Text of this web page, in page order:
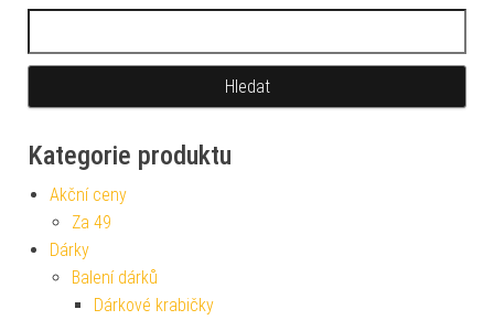
Kategorie produktu
Akční ceny
Za 49
Dárky
Balení dárků
Dárkové krabičky